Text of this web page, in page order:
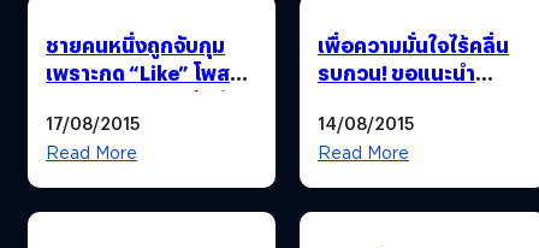
ชายคนหนึ่งถูกจับกุม
เพราะกด “Like” โพสต์
บน Facebook แล้วดันมี
การแจ้งเตือนไปโผล่ที่
แฟนเก่า
17/08/2015
Read More
เพื่อความมั่นใจไร้คลื่น
รบกวน! ขอแนะนำ
กางเกงในสุดสมาร์ท
14/08/2015
Read More